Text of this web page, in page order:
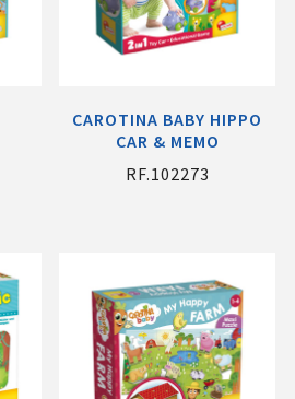
CAROTINA BABY HIPPO
CAR & MEMO
RF.102273